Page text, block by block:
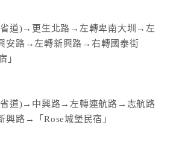
道)→更生北路→左轉卑南大圳→左
安路→左轉新興路→右轉國泰街
」
道)→中興路→左轉連航路→志航路
路→「Rose城堡民宿」